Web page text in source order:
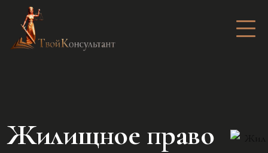
Жилищное право